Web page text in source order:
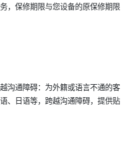
，保修期限与您设备的原保修期限
沟通障碍：为外籍或语言不通的客
、日语等，跨越沟通障碍，提供贴